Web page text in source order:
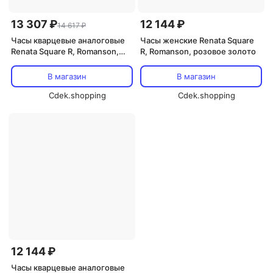
13 307 ₽14 617 ₽
Часы кварцевые аналоговые
Renata Square R, Romanson,
В магазин
Cdek.shopping
12 144 ₽
Часы женские Renata Square
R, Romanson, розовое золото
В магазин
Cdek.shopping
12 144 ₽
Часы кварцевые аналоговые